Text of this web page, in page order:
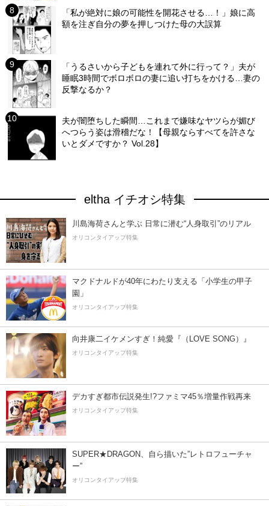
「私が絶対に娘の可能性を開花させる…！」娘に高
額を注ぎ自分の夢を押しつけた母の大誤算
「うるさいから子どもを連れて外に行って？」夫が
睡眠3時間でボロボロの妻に追い打ちをかける…妻の
反撃なるか？
夫が闇堕ちした瞬間…これまで嫌味なヤツらが媚び
へつらう姿は滑稽だな！【母親ならすべてを許さな
いとダメですか？ Vol.28】
eltha イチオシ特集
川島海荷さんと学ぶ 日常に潜む“人身取引”のリアル
オリコンタイアップ特集
マクドナルドが40年にわたり支える「小学生の甲子
園」
オリコンタイアップ特集
向井康二イケメンすぎ！純愛『（LOVE SONG）』
オリコンタイアップ特集
デカすぎ都市伝説発生!?ファミマ45％増量作戦再来
オリコンタイアップ特集
SUPER★DRAGON、自ら描いた”レトロフューチャ
ー”
オリコンタイアップ特集